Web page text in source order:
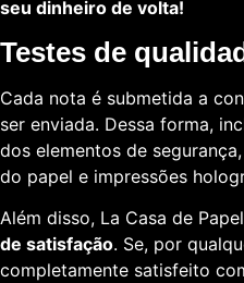
seu dinheiro de volta!
Testes de
Cada nota é submetida a
ser enviada. Dessa forma,
dos elementos de
do papel e impressões
Além disso, La Casa de
de satisfação. Se, por
completamente satisfeito